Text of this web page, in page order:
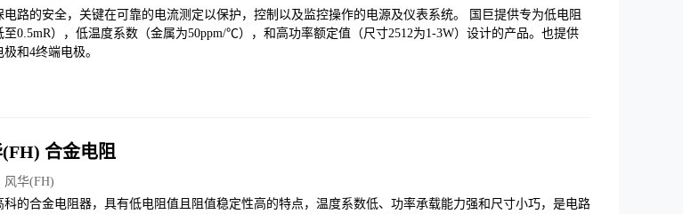
电路的安全，关键在可靠的电流测定以保护，控制以及监控操作的电源及仪表系统。 国巨提供专为低电阻
至0.5mR），低温度系数（金属为50ppm/℃），和高功率额定值（尺寸2512为1-3W）设计的产品。也提供
极和4终端电极。
合金电阻
风华(FH)
科的合金电阻器，具有低电阻值且阻值稳定性高的特点，温度系数低、功率承载能力强和尺寸小巧，是电路